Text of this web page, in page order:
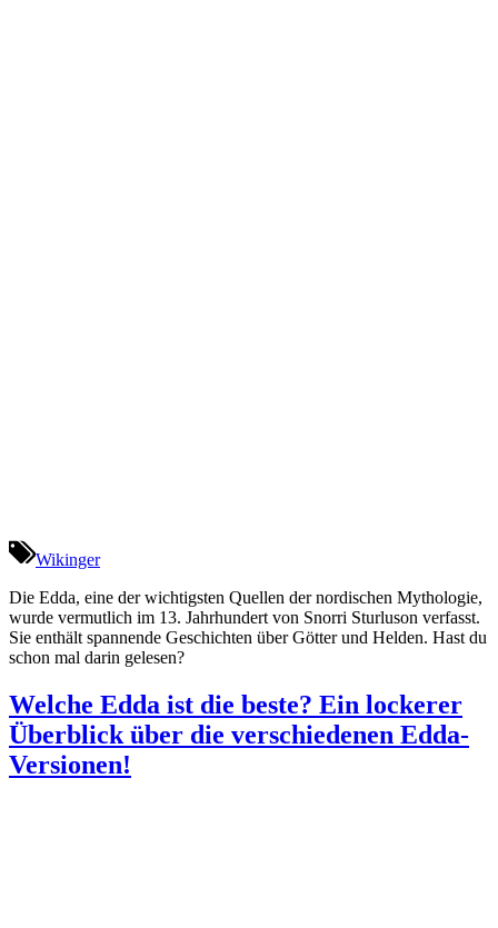
Wikinger
Die Edda, eine der wichtigsten Quellen der nordischen Mythologie,
wurde vermutlich im 13. Jahrhundert von Snorri Sturluson verfasst.
Sie enthält spannende Geschichten über Götter und Helden. Hast du
schon mal darin gelesen?
Welche Edda ist die beste? Ein lockerer
Überblick über die verschiedenen Edda-
Versionen!